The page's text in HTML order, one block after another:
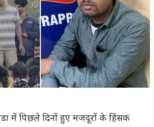
में पिछले दिनों हुए मजदूरों के हिंसक